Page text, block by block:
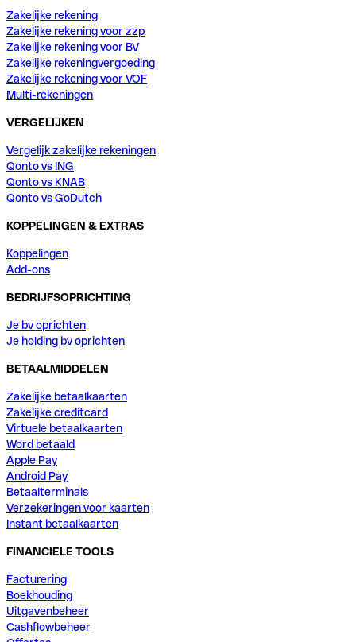
Zakelijke rekening
Zakelijke rekening voor zzp
Zakelijke rekening voor BV
Zakelijke rekeningvergoeding
Zakelijke rekening voor VOF
Multi-rekeningen
VERGELIJKEN
Vergelijk zakelijke rekeningen
Qonto vs ING
Qonto vs KNAB
Qonto vs GoDutch
KOPPELINGEN & EXTRAS
Koppelingen
Add-ons
BEDRIJFSOPRICHTING
Je bv oprichten
Je holding bv oprichten
BETAALMIDDELEN
Zakelijke betaalkaarten
Zakelijke creditcard
Virtuele betaalkaarten
Word betaald
Apple Pay
Android Pay
Betaalterminals
Verzekeringen voor kaarten
Instant betaalkaarten
FINANCIELE TOOLS
Facturering
Boekhouding
Uitgavenbeheer
Cashflowbeheer